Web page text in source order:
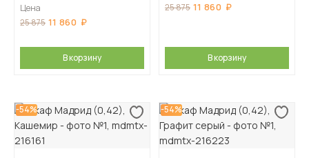
Цена
25 875 11 860
В корзину
25 875 11 860
В корзину
-54% -54%